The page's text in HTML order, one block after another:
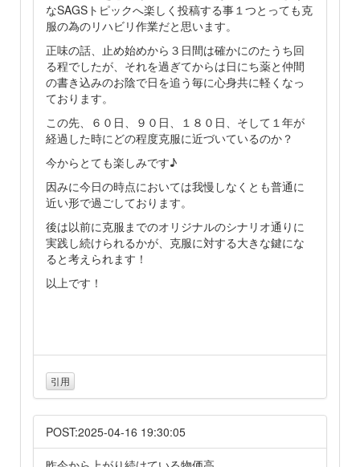
なSAGSトピックへ楽しく投稿する事１つとっても克
服の為のリハビリ作業だと思います。
正味の話、止め始めから３日間は確かにのたうち回
る程でしたが、それを過ぎてからは日にち薬と仲間
の書き込みのお陰で日を追う毎に心身共に軽くなっ
ております。
この先、６０日、９０日、１８０日、そして１年が
経過した時にどの程度克服に近づいているのか？
今からとても楽しみです♪
因みに今日の時点においては我慢しなくとも普通に
近い形で過ごしております。
後は以前に克服までのオリジナルのシナリオ通りに
実践し続けられるかが、克服に対する大きな鍵にな
ると考えられます！
以上です！
引用
POST:2025-04-16 19:30:05